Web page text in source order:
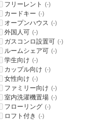
フリーレント (-)
カードキー (-)
オープンハウス (-)
外国人可 (-)
ガスコンロ設置可 (-)
ルームシェア可 (-)
学生向け (-)
カップル向け (-)
女性向け (-)
ファミリー向け (-)
室内洗濯機置場 (-)
フローリング (-)
ロフト付き (-)